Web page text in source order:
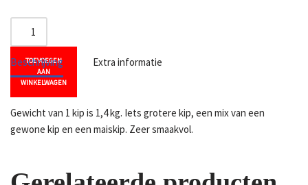
TOEVOEGEN
AAN
WINKELWAGEN
Beschrijving Extra informatie
Gewicht van 1 kip is 1,4 kg. Iets grotere kip, een mix van een
gewone kip en een maiskip. Zeer smaakvol.